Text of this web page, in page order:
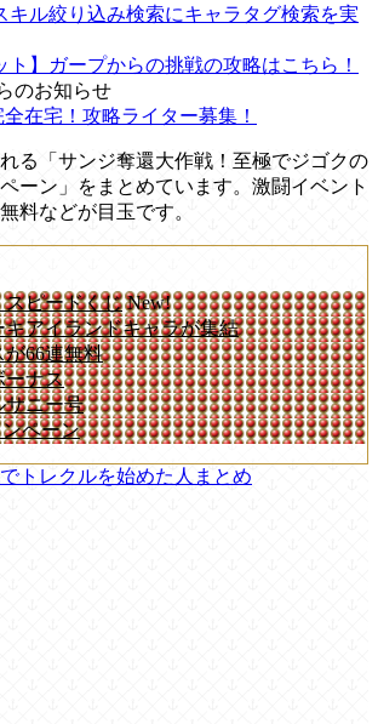
キル絞り込み検索にキャラタグ検索を実
ト】ガープからの挑戦の攻略はこちら！
のお知らせ
在宅！攻略ライター募集！
る「サンジ奪還大作戦！至極でジゴクの
ーン」をまとめています。激闘イベント
料などが目玉です。
スピードくじNew!
キアイランドキャラが集結
66連無料
ーナス
サニー号
ペーン
トレクルを始めた人まとめ